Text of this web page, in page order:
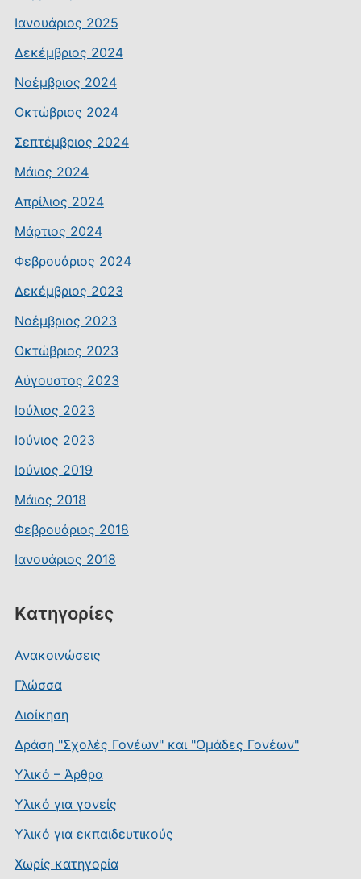
Ιανουάριος 2025
Δεκέμβριος 2024
Νοέμβριος 2024
Οκτώβριος 2024
Σεπτέμβριος 2024
Μάιος 2024
Απρίλιος 2024
Μάρτιος 2024
Φεβρουάριος 2024
Δεκέμβριος 2023
Νοέμβριος 2023
Οκτώβριος 2023
Αύγουστος 2023
Ιούλιος 2023
Ιούνιος 2023
Ιούνιος 2019
Μάιος 2018
Φεβρουάριος 2018
Ιανουάριος 2018
Kατηγορίες
Ανακοινώσεις
Γλώσσα
Διοίκηση
Δράση "Σχολές Γονέων" και "Ομάδες Γονέων"
Υλικό – Άρθρα
Υλικό για γονείς
Υλικό για εκπαιδευτικούς
Χωρίς κατηγορία